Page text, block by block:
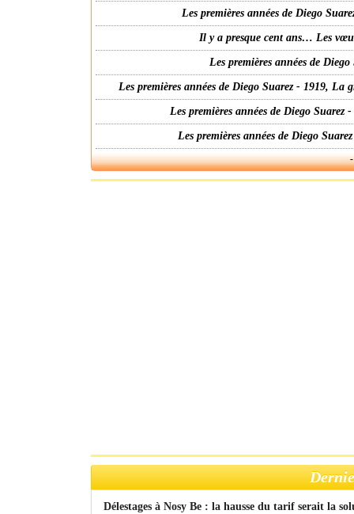
Les premières années de Diego
Il y a presque cent ans… Les
Les premières années de
Les premières années de Diego Suarez - 1919,
Les premières années de Diego
Les premières années de Diego
Délestages à Nosy Be : la hausse du tarif serait la